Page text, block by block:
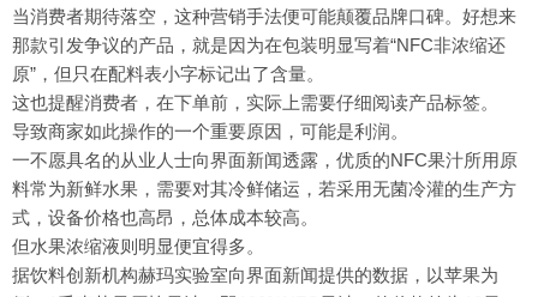
当消费者期待落空，这种营销手法便可能颠覆品牌口碑。好想来
那款引发争议的产品，就是因为在包装明显写着“NFC非浓缩还
原”，但只在配料表小字标记出了含量。
这也提醒消费者，在下单前，实际上需要仔细阅读产品标签。
导致商家如此操作的一个重要原因，可能是利润。
一不愿具名的从业人士向界面新闻透露，优质的NFC果汁所用原
料常为新鲜水果，需要对其冷鲜储运，若采用无菌冷灌的生产方
式，设备价格也高昂，总体成本较高。
但水果浓缩液则明显便宜得多。
据饮料创新机构赫玛实验室向界面新闻提供的数据，以苹果为